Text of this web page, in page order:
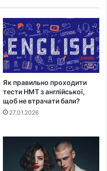
Як правильно проходити
тести НМТ з англійської,
щоб не втрачати бали?
27.01.2026